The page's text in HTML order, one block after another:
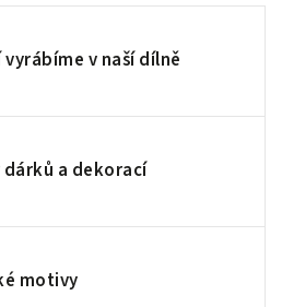
v naší dílně
a dekorací
motivy